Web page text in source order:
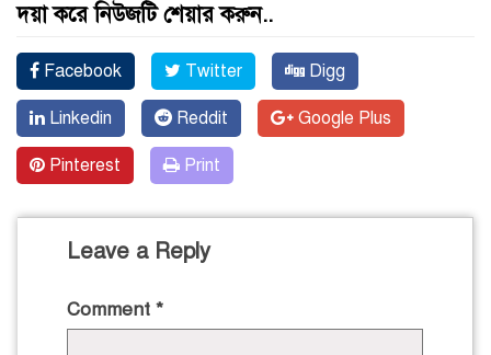
দয়া করে নিউজটি শেয়ার করুন..
Facebook Twitter Digg
Linkedin Reddit Google Plus
Pinterest Print
Leave a Reply
Comment *